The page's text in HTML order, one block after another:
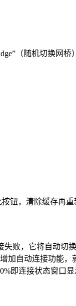
（随机切换网
钮，清除缓存再重
败，它将自动切
自动连接功能，
连接状态窗口显